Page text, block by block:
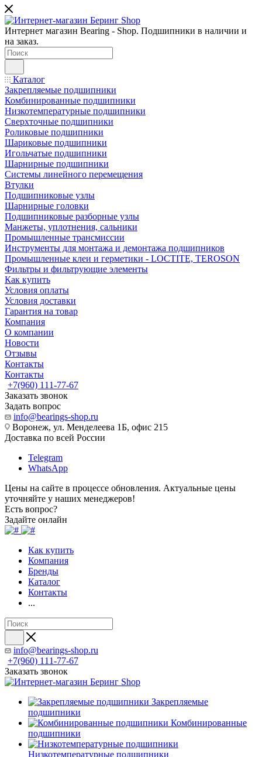
Интернет магазин Bearing - Shop. Подшипники в наличии и
на заказ.
Каталог
Закрепляемые подшипники
Комбинированные подшипники
Низкотемпературные подшипники
Сверхточные подшипники
Роликовые подшипники
Шариковые подшипники
Игольчатые подшипники
Шарнирные подшипники
Системы линейного перемещения
Втулки
Подшипниковые узлы
Шарнирные головки
Подшипниковые разборные узлы
Манжеты, уплотнения, сальники
Промышленные трансмиссии
Инструменты для монтажа и демонтажа подшипников
Промышленные клеи и герметики - LOCTITE, TEROSON
Фильтры и фильтрующие элементы
Как купить
Условия оплаты
Условия доставки
Гарантия на товар
Компания
О компании
Новости
Отзывы
Контакты
Контакты
+7(960) 111-77-67
Заказать звонок
Задать вопрос
info@bearings-shop.ru
Воронеж, ул. Менделеева 1Б, офис 215
Доставка по всей России
Telegram
WhatsApp
Цены на сайте в процессе обновления. Актуальные цены
уточняйте у наших менеджеров!
Есть вопрос?
Задайте онлайн
Как купить
Компания
Бренды
Каталог
Контакты
...
info@bearings-shop.ru
+7(960) 111-77-67
Заказать звонок
Закрепляемые
подшипники
Комбинированные
подшипники
Низкотемпературные подшипники